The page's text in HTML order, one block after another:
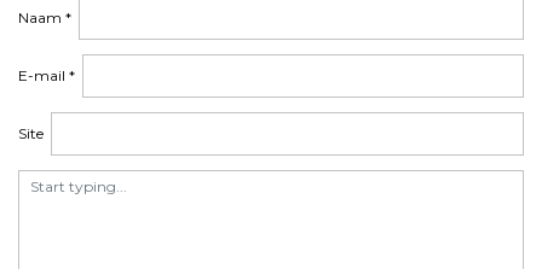
v
g
e
Naam *
E-mail *
Site